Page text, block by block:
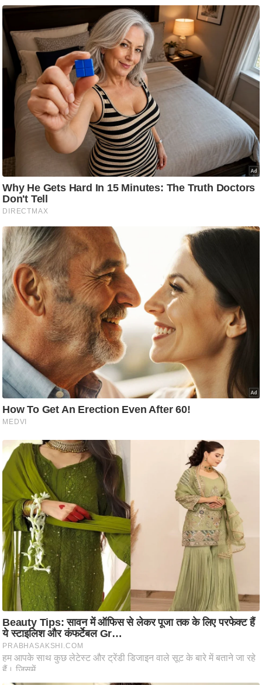
/
श
न
घ
रे
लू
ट
न
स्थ
ल
फि
ट
ने
स
मं
रि
ले
श
न
शि
प
ज
नी
ति
वि
श्ले
ष
ण
स
म
सा
म
यि
क
मा
तृ